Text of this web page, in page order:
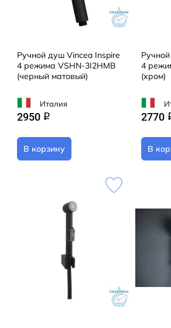
Ручной душ Vincea Inspire
4 режима VSHN-3I2HMB
(черный матовый)
Италия
2950 q
В корзину
4
(хром)
2770
В